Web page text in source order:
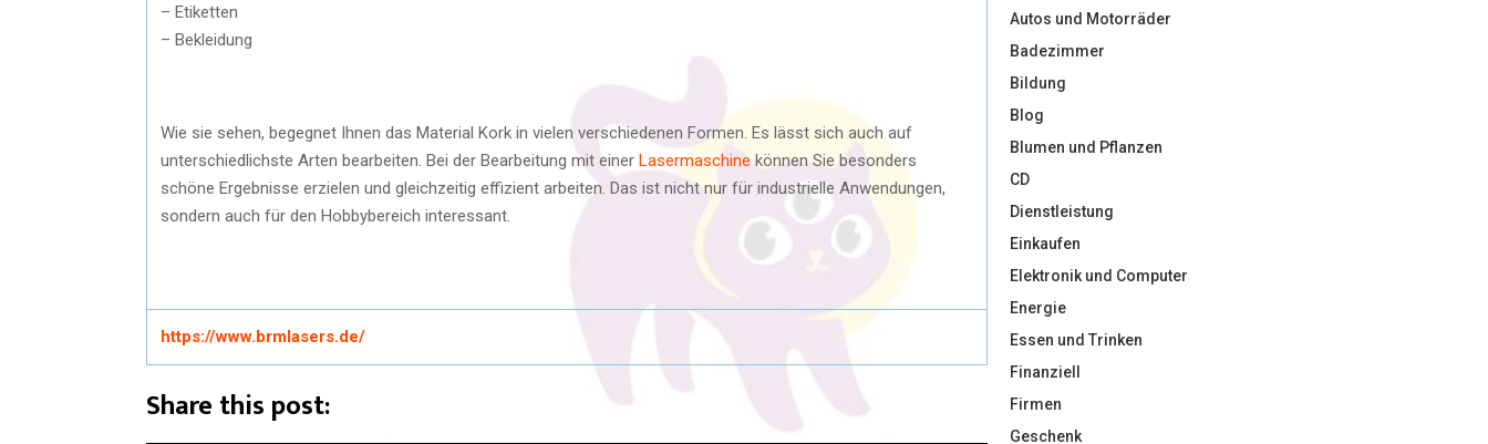
– Etiketten
– Bekleidung
Wie sie sehen, begegnet Ihnen das Material Kork in vielen verschiedenen Formen. Es lässt sich auch auf
unterschiedlichste Arten bearbeiten. Bei der Bearbeitung mit einer Lasermaschine können Sie besonders
schöne Ergebnisse erzielen und gleichzeitig effizient arbeiten. Das ist nicht nur für industrielle Anwendungen,
sondern auch für den Hobbybereich interessant.
https://www.brmlasers.de/
Share this post:
Autos und Motorräder
Badezimmer
Bildung
Blog
Blumen und Pflanzen
CD
Dienstleistung
Einkaufen
Elektronik und Computer
Energie
Essen und Trinken
Finanziell
Firmen
Geschenk